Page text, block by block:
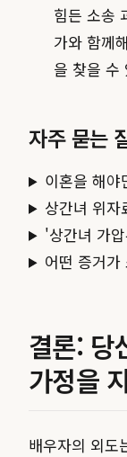
힘든 소송
가와 함께
을 찾을 수
자주 묻는
이혼을 해야
상간녀 위자
'상간녀 가
어떤 증거가
결론: 당
가정을
배우자의 외도